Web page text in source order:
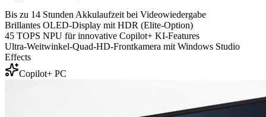
Bis zu 14 Stunden Akkulaufzeit bei Videowiedergabe
Brillantes OLED-Display mit HDR (Elite-Option)
45 TOPS NPU für innovative Copilot+ KI-Features
Ultra-Weitwinkel-Quad-HD-Frontkamera mit Windows Studio
Effects
Copilot+ PC